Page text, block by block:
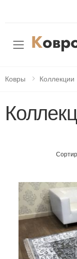
Ковры Коллекции